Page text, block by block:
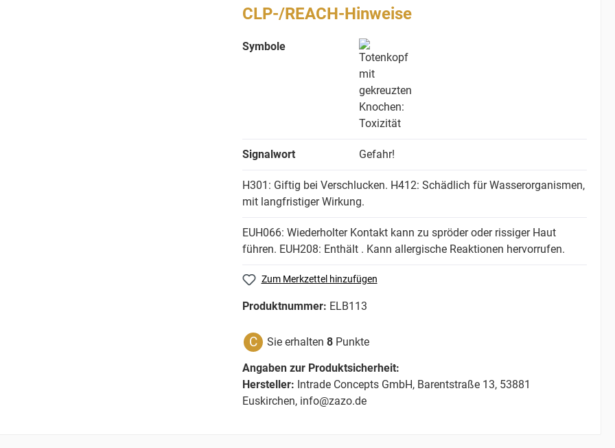
CLP-/REACH-Hinweise
Symbole
Signalwort Gefahr!
H301: Giftig bei Verschlucken. H412: Schädlich für Wasserorganismen,
mit langfristiger Wirkung.
EUH066: Wiederholter Kontakt kann zu spröder oder rissiger Haut
führen. EUH208: Enthält . Kann allergische Reaktionen hervorrufen.
Zum Merkzettel hinzufügen
Produktnummer: ELB113
C Sie erhalten 8 Punkte
Angaben zur Produktsicherheit:
Hersteller: Intrade Concepts GmbH, Barentstraße 13, 53881
Euskirchen, info@zazo.de